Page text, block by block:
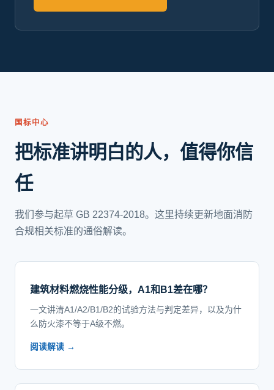
国标中心
把标准讲明白的人，值得你信
任
我们参与起草 GB 22374-2018。这里持续更新地面消防
合规相关标准的通俗解读。
建筑材料燃烧性能分级，A1和B1差在哪？
一文讲清A1/A2/B1/B2的试验方法与判定差异，以及为什
么防火漆不等于A级不燃。
阅读解读 →